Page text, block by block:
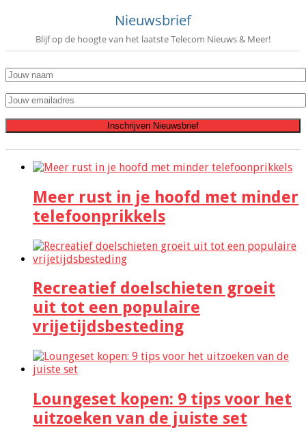
Nieuwsbrief
Blijf op de hoogte van het laatste Telecom Nieuws & Meer!
Meer rust in je hoofd met minder
telefoonprikkels
Recreatief doelschieten groeit
uit tot een populaire
vrijetijdsbesteding
Loungeset kopen: 9 tips voor het
uitzoeken van de juiste set